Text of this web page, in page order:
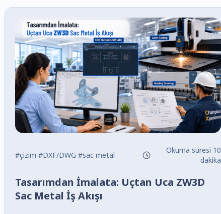
#çizim #DXF/DWG #sac metal
Okuma süresi 10
dakika
Tasarımdan İmalata: Uçtan Uca ZW3D
Sac Metal İş Akışı